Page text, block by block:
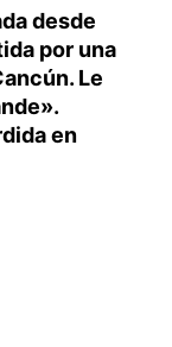
desde
por una
Le
en